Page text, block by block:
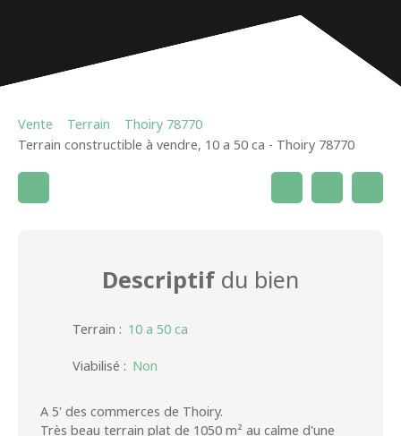
Vente Terrain
Thoiry 78770
Terrain constructible à vendre, 10 a 50 ca - Thoiry 78770
Descriptif du bien
Terrain : 10 a 50 ca
Viabilisé : Non
A 5' des commerces de Thoiry.
Très beau terrain plat de 1050 m² au calme d'une